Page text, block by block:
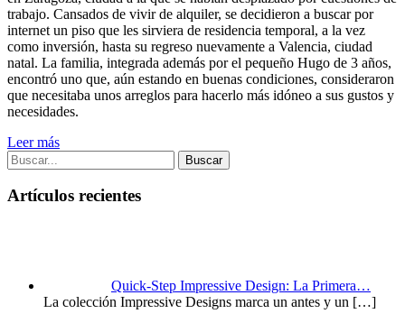
trabajo. Cansados de vivir de alquiler, se decidieron a buscar por
internet un piso que les sirviera de residencia temporal, a la vez
como inversión, hasta su regreso nuevamente a Valencia, ciudad
natal. La familia, integrada además por el pequeño Hugo de 3 años,
encontró uno que, aún estando en buenas condiciones, consideraron
que necesitaba unos arreglos para hacerlo más idóneo a sus gustos y
necesidades.
Leer más
Buscar
Artículos recientes
Quick-Step Impressive Design: La Primera…
La colección Impressive Designs marca un antes y un […]